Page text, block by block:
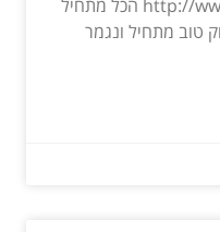
http://www.7doorsproductions.co.il הכל מתחיל
טוב מתחיל ונגמר